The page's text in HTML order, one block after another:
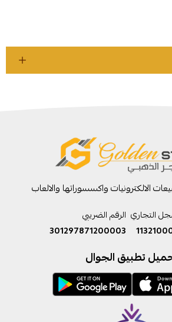
الالكترونيات واكسسوراتها والالعاب
التجاري الرقم الضريبي
301297871200003
تطبيق الجوال